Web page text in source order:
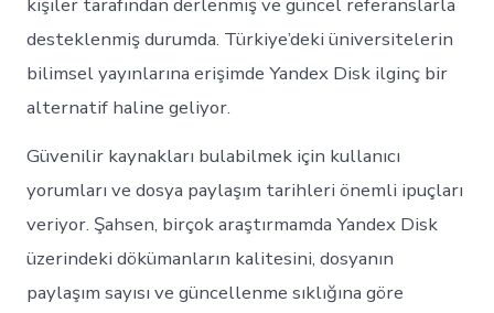
kişiler tarafından derlenmiş ve güncel referanslarla
desteklenmiş durumda. Türkiye’deki üniversitelerin
bilimsel yayınlarına erişimde Yandex Disk ilginç bir
alternatif haline geliyor.
Güvenilir kaynakları bulabilmek için kullanıcı
yorumları ve dosya paylaşım tarihleri önemli ipuçları
veriyor. Şahsen, birçok araştırmamda Yandex Disk
üzerindeki dökümanların kalitesini, dosyanın
paylaşım sayısı ve güncellenme sıklığına göre